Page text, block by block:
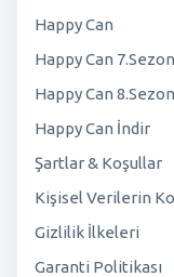
Happy Can
Happy Can
Happy Can
Happy Can İndir
Şartlar & Koşullar
Kişisel Verilerin
Gizlilik İlkeleri
Garanti Politikası